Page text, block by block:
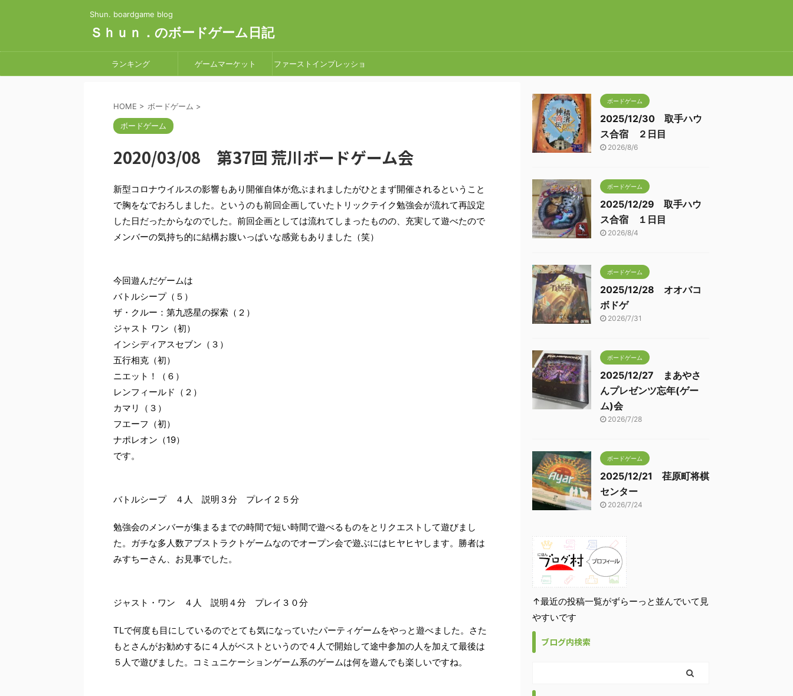
Shun. boardgame blog
Ｓｈｕｎ．のボードゲーム日記
ランキング ゲームマーケット ファーストインプレッショ
HOME > ボードゲーム >
ボードゲーム
2020/03/08 第37回 荒川ボードゲーム会
新型コロナウイルスの影響もあり開催自体が危ぶまれましたがひとまず開催されるということ
で胸をなでおろしました。というのも前回企画していたトリックテイク勉強会が流れて再設定
した日だったからなのでした。前回企画としては流れてしまったものの、充実して遊べたので
メンバーの気持ち的に結構お腹いっぱいな感覚もありました（笑）
今回遊んだゲームは
バトルシープ（５）
ザ・クルー：第九惑星の探索（２）
ジャスト ワン（初）
インシディアスセブン（３）
五行相克（初）
ニエット！（６）
レンフィールド（２）
カマリ（３）
フエーフ（初）
ナポレオン（19）
です。
バトルシープ ４人 説明３分 プレイ２５分
勉強会のメンバーが集まるまでの時間で短い時間で遊べるものをとリクエストして遊びまし
た。ガチな多人数アブストラクトゲームなのでオープン会で遊ぶにはヒヤヒヤします。勝者は
みすちーさん、お見事でした。
ジャスト・ワン ４人 説明４分 プレイ３０分
TLで何度も目にしているのでとても気になっていたパーティゲームをやっと遊べました。さた
もとさんがお勧めするに４人がベストというので４人で開始して途中参加の人を加えて最後は
５人で遊びました。コミュニケーションゲーム系のゲームは何を遊んでも楽しいですね。
ボードゲーム
2025/12/30 取手ハウ
ス合宿 ２日目
2026/8/6
ボードゲーム
2025/12/29 取手ハウ
ス合宿 １日目
2026/8/4
ボードゲーム
2025/12/28 オオバコ
ボドゲ
2026/7/31
ボードゲーム
2025/12/27 まあやさ
んプレゼンツ忘年(ゲー
ム)会
2026/7/28
ボードゲーム
2025/12/21 荏原町将棋
センター
2026/7/24
↑最近の投稿一覧がずらーっと並んでいて見
やすいです
ブログ内検索